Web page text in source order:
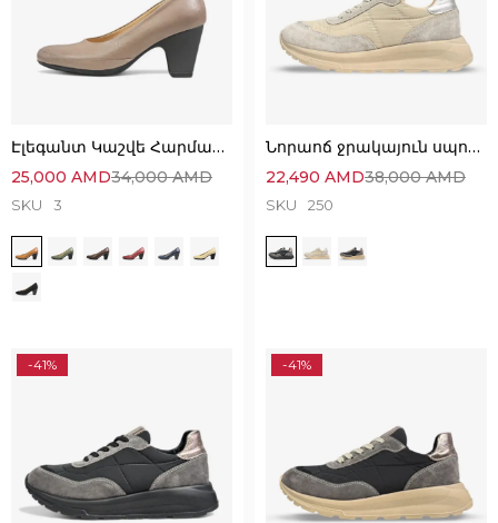
Էլեգանտ Կաշվե Հարմարավետ Կոշիկներ
34,000AMD
25,000 AMD
SKU 3
Նորաոճ ջրակայուն սպորտային կոշիկներ՝
38,000AMD
22,490 AMD
SKU 250
-41% -41%